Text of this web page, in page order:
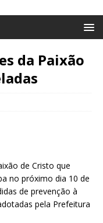
da Paixão
de Cristo que
no próximo dia 10 de
de prevenção à
pela Prefeitura